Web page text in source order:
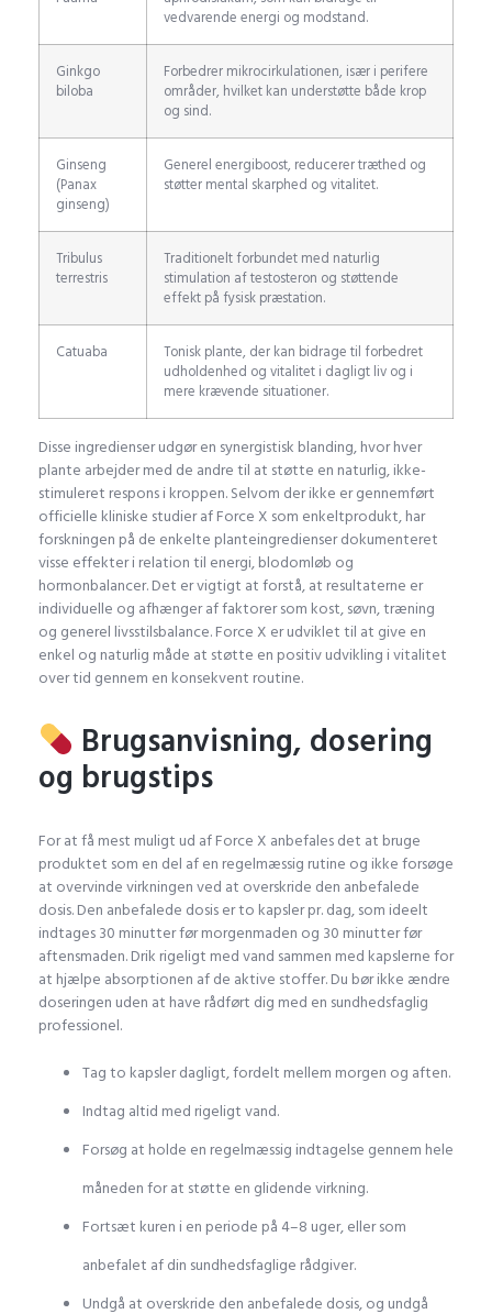
vedvarende energi og modstand.
Ginkgo
biloba
Forbedrer mikrocirkulationen, især i perifere
områder, hvilket kan understøtte både krop
og sind.
Ginseng
(Panax
ginseng)
Generel energiboost, reducerer træthed og
støtter mental skarphed og vitalitet.
Tribulus
terrestris
Traditionelt forbundet med naturlig
stimulation af testosteron og støttende
effekt på fysisk præstation.
Catuaba
Tonisk plante, der kan bidrage til forbedret
udholdenhed og vitalitet i dagligt liv og i
mere krævende situationer.
Disse ingredienser udgør en synergistisk blanding, hvor hver
plante arbejder med de andre til at støtte en naturlig, ikke-
stimuleret respons i kroppen. Selvom der ikke er gennemført
officielle kliniske studier af Force X som enkeltprodukt, har
forskningen på de enkelte planteingredienser dokumenteret
visse effekter i relation til energi, blodomløb og
hormonbalancer. Det er vigtigt at forstå, at resultaterne er
individuelle og afhænger af faktorer som kost, søvn, træning
og generel livsstilsbalance. Force X er udviklet til at give en
enkel og naturlig måde at støtte en positiv udvikling i vitalitet
over tid gennem en konsekvent routine.
Brugsanvisning, dosering
og brugstips
For at få mest muligt ud af Force X anbefales det at bruge
produktet som en del af en regelmæssig rutine og ikke forsøge
at overvinde virkningen ved at overskride den anbefalede
dosis. Den anbefalede dosis er to kapsler pr. dag, som ideelt
indtages 30 minutter før morgenmaden og 30 minutter før
aftensmaden. Drik rigeligt med vand sammen med kapslerne for
at hjælpe absorptionen af de aktive stoffer. Du bør ikke ændre
doseringen uden at have rådført dig med en sundhedsfaglig
professionel.
Tag to kapsler dagligt, fordelt mellem morgen og aften.
Indtag altid med rigeligt vand.
Forsøg at holde en regelmæssig indtagelse gennem hele
måneden for at støtte en glidende virkning.
Fortsæt kuren i en periode på 4–8 uger, eller som
anbefalet af din sundhedsfaglige rådgiver.
Undgå at overskride den anbefalede dosis, og undgå